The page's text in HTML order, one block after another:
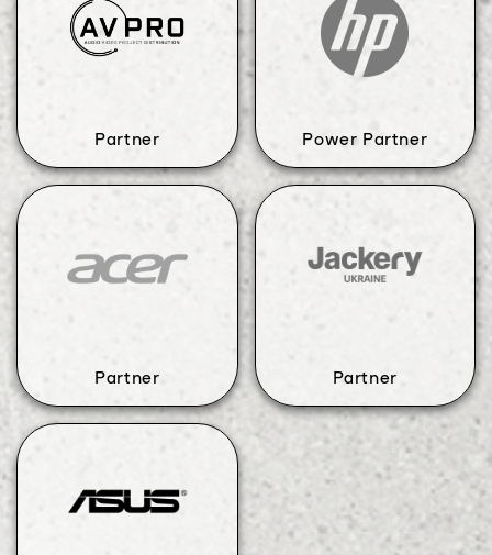
Partner Power Partner
Partner Partner